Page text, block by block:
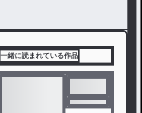
一緒に読まれている作品